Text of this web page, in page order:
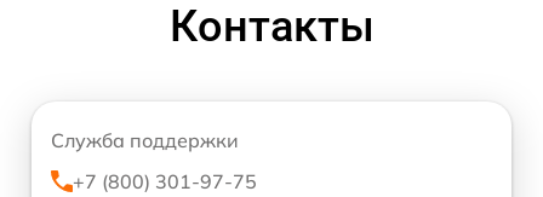
Контакты
Служба поддержки
+7 (800) 301-97-75